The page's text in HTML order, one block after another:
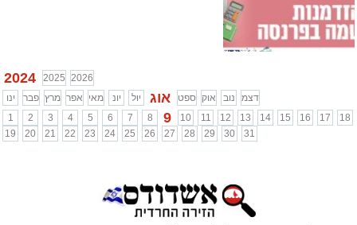
2024 2025 2026
ינו
פבר מרץ אפר מאי יונ יול אוג ספט אוק נוב
דצמ
1
2 3 4 5 6 7 8 9 10 11 12 13 14 15 16 17
18
19
20 21 22 23 24 25 26 27 28 29 30 31